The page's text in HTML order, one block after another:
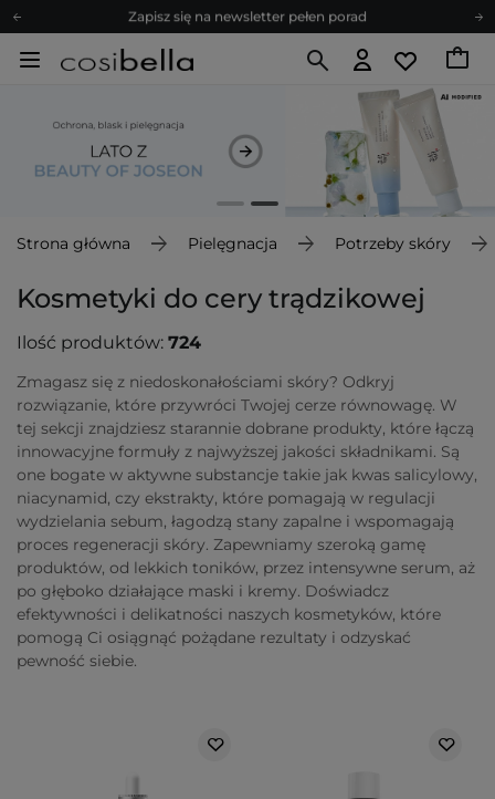
Zapisz się na newsletter pełen porad
Bezpłatne konsultacje kosmetologiczne
Poleć nas i zyskaj jeszcze więcej punktów
Zapisz się na newsletter pełen porad
Strona główna Pielęgnacja Potrzeby skóry
Kosmetyki do cery trądzikowej
Ilość produktów: 724
Zmagasz się z niedoskonałościami skóry? Odkryj
rozwiązanie, które przywróci Twojej cerze równowagę. W
tej sekcji znajdziesz starannie dobrane produkty, które łączą
innowacyjne formuły z najwyższej jakości składnikami. Są
one bogate w aktywne substancje takie jak kwas salicylowy,
niacynamid, czy ekstrakty, które pomagają w regulacji
wydzielania sebum, łagodzą stany zapalne i wspomagają
proces regeneracji skóry. Zapewniamy szeroką gamę
produktów, od lekkich toników, przez intensywne serum, aż
po głęboko działające maski i kremy. Doświadcz
efektywności i delikatności naszych kosmetyków, które
pomogą Ci osiągnąć pożądane rezultaty i odzyskać
pewność siebie.